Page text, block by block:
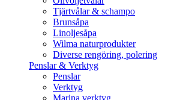
Tjärtvålar & schampo
Brunsåpa
Linoljesåpa
Wilma naturprodukter
Diverse rengöring, polering
Penslar & Verktyg
Penslar
Verktyg
Marina verktyg